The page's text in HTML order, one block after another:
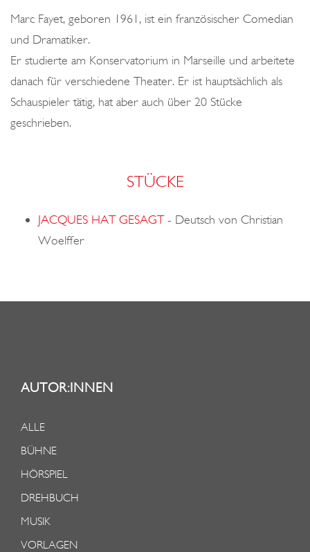
n
Marc Fayet, geboren 1961, ist ein französischer Comedian
und Dramatiker.
Er studierte am Konservatorium in Marseille und arbeitete
danach für verschiedene Theater. Er ist hauptsächlich als
Schauspieler tätig, hat aber auch über 20 Stücke
geschrieben.
STÜCKE
JACQUES HAT GESAGT- Deutsch von Christian
Woelffer
AUTOR:INNEN
ALLE
BÜHNE
HÖRSPIEL
DREHBUCH
MUSIK
VORLAGEN